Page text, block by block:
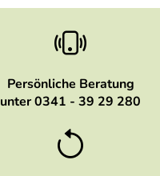
Persönliche Beratung
unter 0341 - 39 29 280